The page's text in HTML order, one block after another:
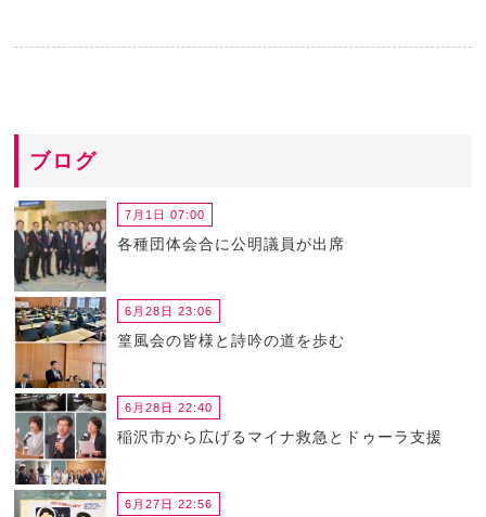
ブログ
7月1日 07:00
各種団体会合に公明議員が出席
6月28日 23:06
篁風会の皆様と詩吟の道を歩む
6月28日 22:40
稲沢市から広げるマイナ救急とドゥーラ支援
6月27日 22:56